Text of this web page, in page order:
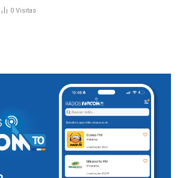
0 Visitas